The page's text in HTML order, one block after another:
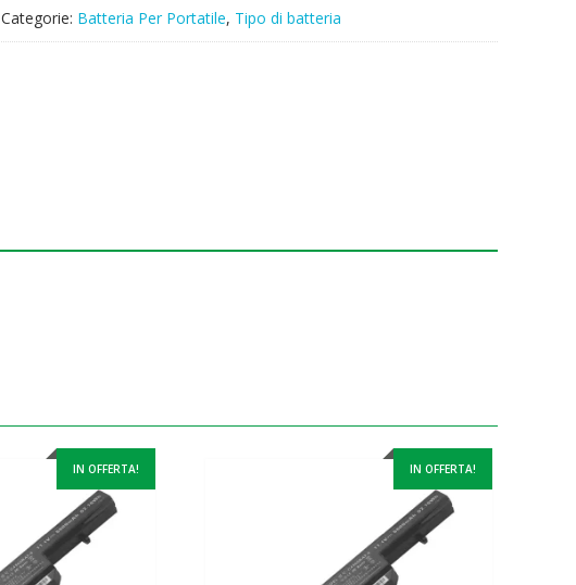
Categorie: Batteria Per Portatile, Tipo di batteria
IN OFFERTA! IN OFFERTA!